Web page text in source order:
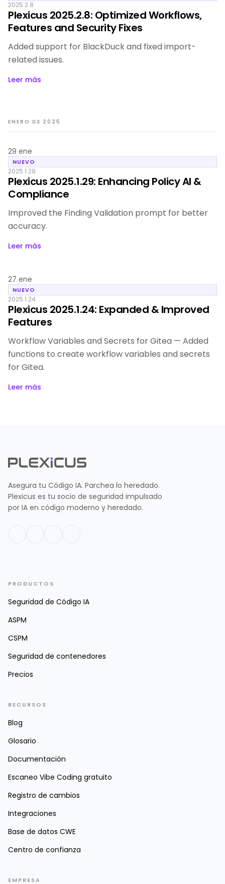
2025.2.8
Plexicus 2025.2.8: Optimized Workflows,
Features and Security Fixes
Added support for BlackDuck and fixed import-
related issues.
Leer más
ENERO DE 2025
29 ene
NUEVO
2025.1.29
Plexicus 2025.1.29: Enhancing Policy AI &
Compliance
Improved the Finding Validation prompt for better
accuracy.
Leer más
27 ene
NUEVO
2025.1.24
Plexicus 2025.1.24: Expanded & Improved
Features
Workflow Variables and Secrets for Gitea — Added
functions to create workflow variables and secrets
for Gitea.
Leer más
Asegura tu Código IA. Parchea lo heredado.
Plexicus es tu socio de seguridad impulsado
por IA en código moderno y heredado.
PRODUCTOS
Seguridad de Código IA
ASPM
CSPM
Seguridad de contenedores
Precios
RECURSOS
Blog
Glosario
Documentación
Escaneo Vibe Coding gratuito
Registro de cambios
Integraciones
Base de datos CWE
Centro de confianza
EMPRESA